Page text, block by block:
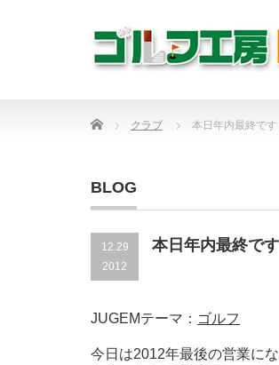
Home クラブ 本日年内最終です
BLOG
12.29
2012
本日年内最終です
JUGEMテーマ： ゴルフ
今日は2012年最後の営業に